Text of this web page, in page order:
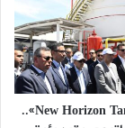
New Horizon Tank Terminal»..